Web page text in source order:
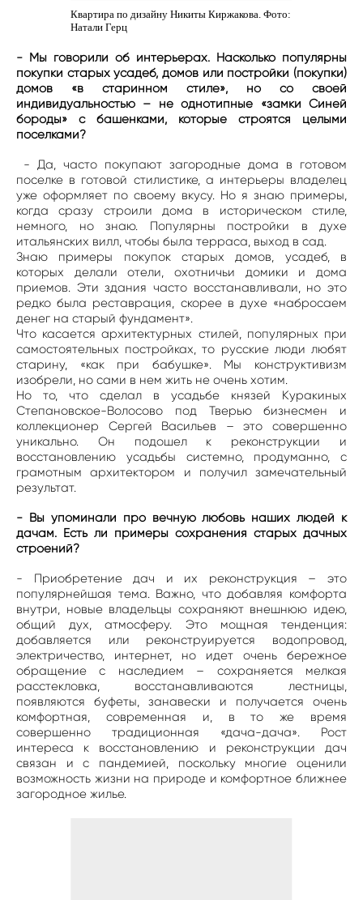
Квартира по дизайну Никиты Киржакова. Фото:
Натали Герц
- Мы говорили об интерьерах. Насколько популярны
покупки старых усадеб, домов или постройки (покупки)
домов «в старинном стиле», но со своей
индивидуальностью – не однотипные «замки Синей
бороды» с башенками, которые строятся целыми
поселками?
- Да, часто покупают загородные дома в готовом
поселке в готовой стилистике, а интерьеры владелец
уже оформляет по своему вкусу. Но я знаю примеры,
когда сразу строили дома в историческом стиле,
немного, но знаю. Популярны постройки в духе
итальянских вилл, чтобы была терраса, выход в сад.
Знаю примеры покупок старых домов, усадеб, в
которых делали отели, охотничьи домики и дома
приемов. Эти здания часто восстанавливали, но это
редко была реставрация, скорее в духе «набросаем
денег на старый фундамент».
Что касается архитектурных стилей, популярных при
самостоятельных постройках, то русские люди любят
старину, «как при бабушке». Мы конструктивизм
изобрели, но сами в нем жить не очень хотим.
Но то, что сделал в усадьбе князей Куракиных
Степановское-Волосово под Тверью бизнесмен и
коллекционер Сергей Васильев – это совершенно
уникально. Он подошел к реконструкции и
восстановлению усадьбы системно, продуманно, с
грамотным архитектором и получил замечательный
результат.
- Вы упоминали про вечную любовь наших людей к
дачам. Есть ли примеры сохранения старых дачных
строений?
- Приобретение дач и их реконструкция – это
популярнейшая тема. Важно, что добавляя комфорта
внутри, новые владельцы сохраняют внешнюю идею,
общий дух, атмосферу. Это мощная тенденция:
добавляется или реконструируется водопровод,
электричество, интернет, но идет очень бережное
обращение с наследием – сохраняется мелкая
расстекловка, восстанавливаются лестницы,
появляются буфеты, занавески и получается очень
комфортная, современная и, в то же время
совершенно традиционная «дача-дача». Рост
интереса к восстановлению и реконструкции дач
связан и с пандемией, поскольку многие оценили
возможность жизни на природе и комфортное ближнее
загородное жилье.